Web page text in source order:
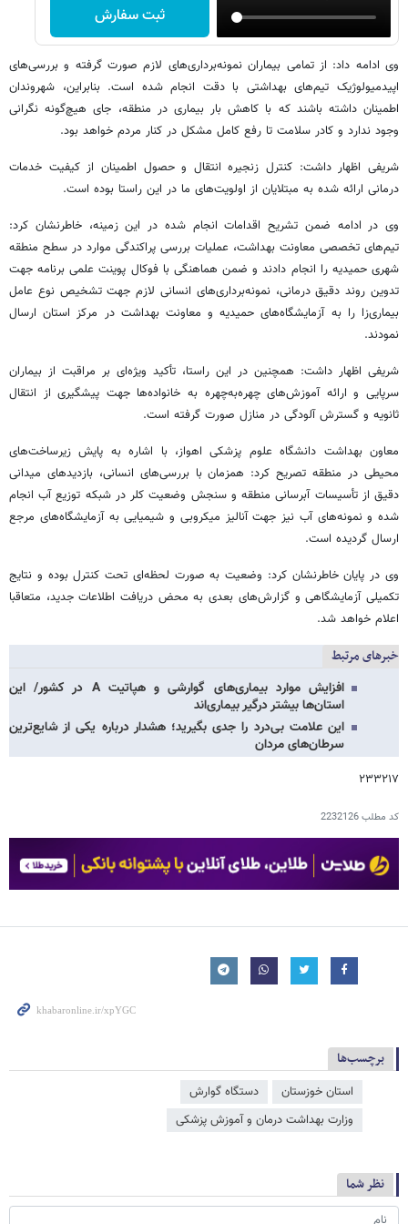
ثبت سفارش
وی ادامه داد: از تمامی بیماران نمونه‌برداری‌های لازم صورت گرفته و بررسی‌های
اپیدمیولوژیک تیم‌های بهداشتی با دقت انجام شده است. بنابراین، شهروندان
اطمینان داشته باشند که با کاهش بار بیماری در منطقه، جای هیچ‌گونه نگرانی
وجود ندارد و کادر سلامت تا رفع کامل مشکل در کنار مردم خواهد بود.
شریفی اظهار داشت: کنترل زنجیره انتقال و حصول اطمینان از کیفیت خدمات
درمانی ارائه‌ شده به مبتلایان از اولویت‌های ما در این راستا بوده است.
وی در ادامه ضمن تشریح اقدامات انجام شده در این زمینه، خاطرنشان کرد:
تیم‌های تخصصی معاونت بهداشت، عملیات بررسی پراکندگی موارد در سطح منطقه
شهری حمیدیه را انجام دادند و ضمن هماهنگی با فوکال پوینت علمی برنامه جهت
تدوین روند دقیق درمانی، نمونه‌برداری‌های انسانی لازم جهت تشخیص نوع عامل
بیماری‌زا را به آزمایشگاه‌های حمیدیه و معاونت بهداشت در مرکز استان ارسال
نمودند.
شریفی اظهار داشت: همچنین در این راستا، تأکید ویژه‌ای بر مراقبت از بیماران
سرپایی و ارائه آموزش‌های چهره‌به‌چهره به خانواده‌ها جهت پیشگیری از انتقال
ثانویه و گسترش آلودگی در منازل صورت گرفته است.
معاون بهداشت دانشگاه علوم پزشکی اهواز، با اشاره به پایش زیرساخت‌های
محیطی در منطقه تصریح کرد: همزمان با بررسی‌های انسانی، بازدیدهای میدانی
دقیق از تأسیسات آبرسانی منطقه و سنجش وضعیت کلر در شبکه توزیع آب انجام
شده و نمونه‌های آب نیز جهت آنالیز میکروبی و شیمیایی به آزمایشگاه‌های مرجع
ارسال گردیده است.
وی در پایان خاطرنشان کرد: وضعیت به صورت لحظه‌ای تحت کنترل بوده و نتایج
تکمیلی آزمایشگاهی و گزارش‌های بعدی به محض دریافت اطلاعات جدید، متعاقبا
اعلام خواهد شد.
خبرهای مرتبط
افزایش موارد بیماری‌های گوارشی و هپاتیت A در کشور/ این
استان‌ها بیشتر درگیر بیماری‌اند
این علامت بی‌درد را جدی بگیرید؛ هشدار درباره یکی از شایع‌ترین
سرطان‌های مردان
۲۳۳۲۱۷
کد مطلب2232126
برچسب‌ها
استان خوزستان
دستگاه گوارش
وزارت بهداشت درمان و آموزش پزشکی
نظر شما